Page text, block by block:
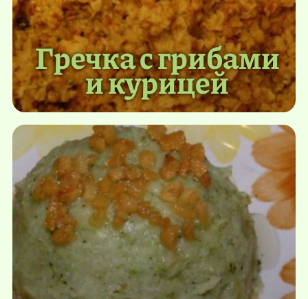
Гречка с грибами
и курицей